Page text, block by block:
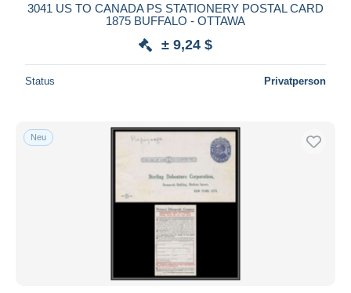
3041 US TO CANADA PS STATIONERY POSTAL CARD
1875 BUFFALO - OTTAWA
± 9,24 $
Status Privatperson
Neu